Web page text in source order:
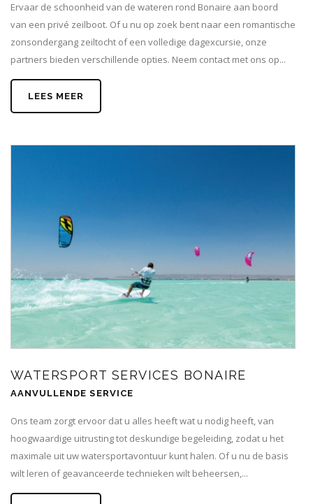
Ervaar de schoonheid van de wateren rond Bonaire aan boord
van een privé zeilboot. Of u nu op zoek bent naar een romantische
zonsondergang zeiltocht of een volledige dagexcursie, onze
partners bieden verschillende opties. Neem contact met ons op...
LEES MEER
WATERSPORT SERVICES BONAIRE
AANVULLENDE SERVICE
Ons team zorgt ervoor dat u alles heeft wat u nodig heeft, van
hoogwaardige uitrusting tot deskundige begeleiding, zodat u het
maximale uit uw watersportavontuur kunt halen. Of u nu de basis
wilt leren of geavanceerde technieken wilt beheersen,...